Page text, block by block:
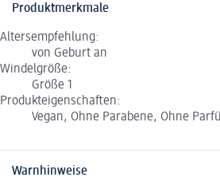
Produktmerkmale
Altersempfehlung:
von Geburt an
Windelgröße:
Größe 1
Produkteigenschaften:
Vegan, Ohne Parabene, Ohne
Warnhinweise